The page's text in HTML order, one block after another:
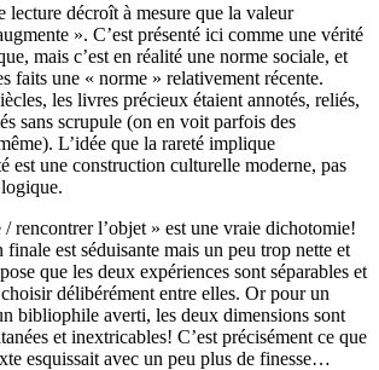
lecture décroît à mesure que la valeur
». C’est présenté ici comme une vérité
mais c’est en réalité une norme sociale, et
faits une « norme » relativement récente.
les livres précieux étaient annotés, reliés,
sans scrupule (on en voit parfois des
L’idée que la rareté implique
est une construction culturelle moderne, pas
rencontrer l’objet » est une vraie dichotomie!
est séduisante mais un peu trop nette et
que les deux expériences sont séparables et
délibérément entre elles. Or pour un
bibliophile averti, les deux dimensions sont
et inextricables! C’est précisément ce que
esquissait avec un peu plus de finesse…